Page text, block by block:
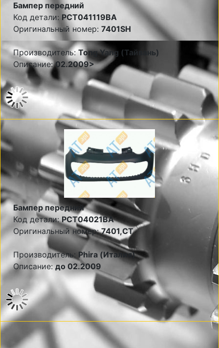
Бампер передний
Код детали: PCT041119BA
Оригинальный номер: 7401SH
Производитель:Tong Yang (Тайвань)
Описание:02.2009>
Бампер передний
Код детали:PCT04021BA
Оригинальный номер:7401,CT
Производитель: Phira (Италия)
Описание:до 02.2009